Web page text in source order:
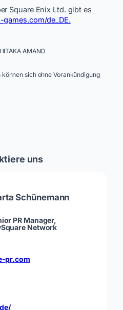
Square Enix Ltd. gibt es
de_DE.
AMANO
sich ohne Vorankündigung
uns
Schünemann
PR Manager,
Network
pr.com